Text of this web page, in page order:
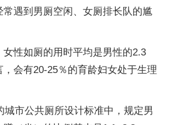
常遇到男厕空闲、女厕排长队的尴
女性如厕的用时平均是男性的2.3
会有20-25％的育龄妇女处于生理
城市公共厕所设计标准中，规定男